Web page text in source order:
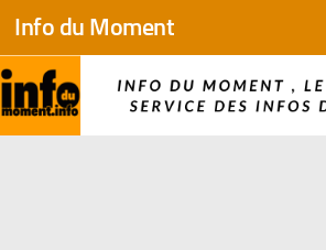
Skip to content
Info du Moment